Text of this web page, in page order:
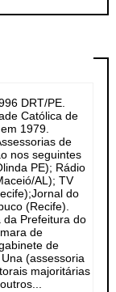
DRT/PE.
Católica de
1979.
de
nos seguintes
PE); Rádio
AL); TV
do
(Recife).
da Prefeitura do
de
de
(assessoria
majoritárias